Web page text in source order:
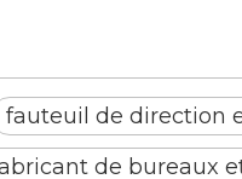
fauteuil de direction
de bureaux